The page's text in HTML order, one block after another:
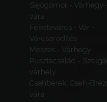
Sajógömör - Várhegy
vára
Feketeváros - Vár -
Városerődítés
Meszes - Várhegy
Pusztacsalád -
várhely
Csehberek, Cseh-
vára